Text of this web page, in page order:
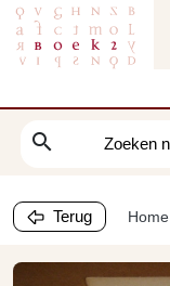
search
Terug Home